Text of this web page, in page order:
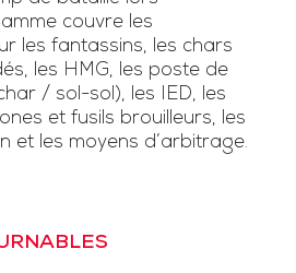
couvre les
les fantassins, les chars
les HMG, les poste de
/ sol-sol), les IED, les
et fusils brouilleurs, les
et les moyens d’arbitrage.